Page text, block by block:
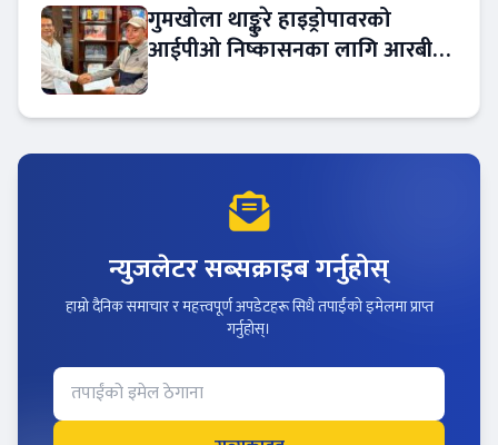
गुमखोला थाङ्कुरे हाइड्रोपावरको
आईपीओ निष्कासनका लागि आरबीबी
न्युजलेटर सब्सक्राइब गर्नुहोस्
हाम्रो दैनिक समाचार र महत्त्वपूर्ण अपडेटहरू सिधै तपाईंको इमेलमा प्राप्त
गर्नुहोस्।